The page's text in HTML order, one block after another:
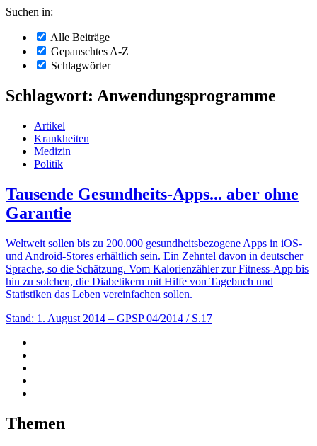
Suchen in:
Alle Beiträge
Gepanschtes A-Z
Schlagwörter
Schlagwort: Anwendungsprogramme
Artikel
Krankheiten
Medizin
Politik
Tausende Gesundheits-Apps... aber ohne
Garantie
Weltweit sollen bis zu 200.000 gesundheitsbezogene Apps in iOS-
und Android-Stores erhältlich sein. Ein Zehntel davon in deutscher
Sprache, so die Schätzung. Vom Kalorienzähler zur Fitness-App bis
hin zu solchen, die Diabetikern mit Hilfe von Tagebuch und
Statistiken das Leben vereinfachen sollen.
Stand: 1. August 2014 – GPSP 04/2014 / S.17
Themen